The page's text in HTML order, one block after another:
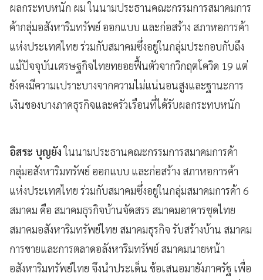
ผลกระทบหนัก ผม ในนามประธานคณะกรรมการสมาคมการ
ค้ากลุ่มอสังหาริมทรัพย์ ออกแบบ และก่อสร้าง สภาหอการค้า
แห่งประเทศไทย ร่วมกับสมาคมซึ่งอยู่ในกลุ่มประกอบกับถึง
แม้ปัจจุบันเศรษฐกิจไทยทยอยฟื้นตัวจากวิกฤตโควิด 19 แต่
ยังคงมีความเปราะบางจากความไม่แน่นอนสูงและฐานะการ
เงินของบางภาคธุรกิจและครัวเรือนที่ได้รับผลกระทบหนัก
อิสระ บุญยังในนามประธานคณะกรรมการสมาคมการค้า
กลุ่มอสังหาริมทรัพย์ ออกแบบ และก่อสร้าง สภาหอการค้า
แห่งประเทศไทย ร่วมกับสมาคมซึ่งอยู่ในกลุ่มสมาคมการค้า 6
สมาคม คือ สมาคมธุรกิจบ้านจัดสรร สมาคมอาคารชุดไทย
สมาคมอสังหาริมทรัพย์ไทย สมาคมธุรกิจ รับสร้างบ้าน สมาคม
การขายและการตลาดอลังหาริมทรัพย์ สมาคมนายหน้า
อสังหาริมทรัพย์ไทย จึงนำประเด็น ข้อเสนอมายังภาครัฐ เพื่อ